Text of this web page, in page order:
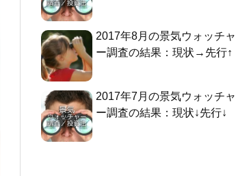
2017年8月の景気ウォッチャ
ー調査の結果：現状→先行↑
2017年7月の景気ウォッチャ
ー調査の結果：現状↓先行↓